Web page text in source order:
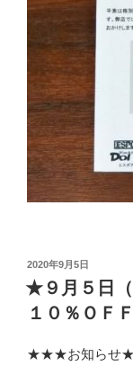
投
稿
日:
2020年9月5日
★９月５日
１０％ＯＦＦ
★★★お知ら